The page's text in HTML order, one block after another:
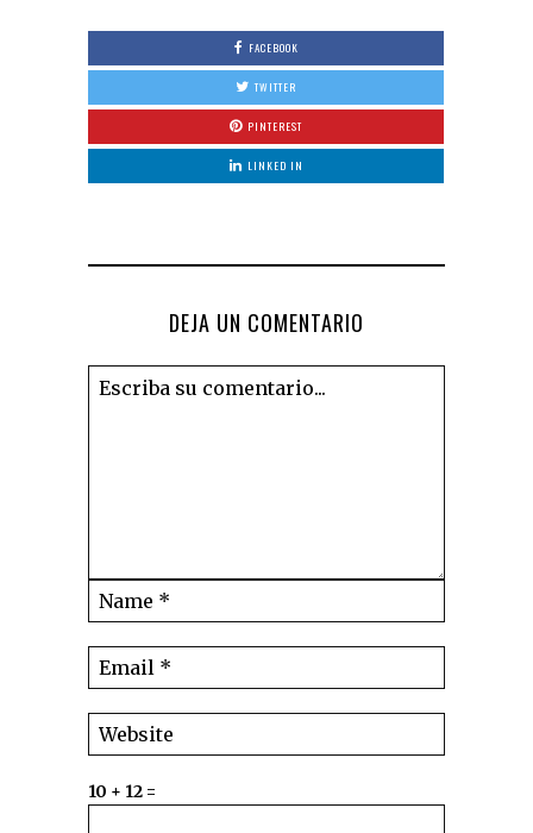
FACEBOOK
TWITTER
PINTEREST
LINKED IN
DEJA UN COMENTARIO
10 + 12 =